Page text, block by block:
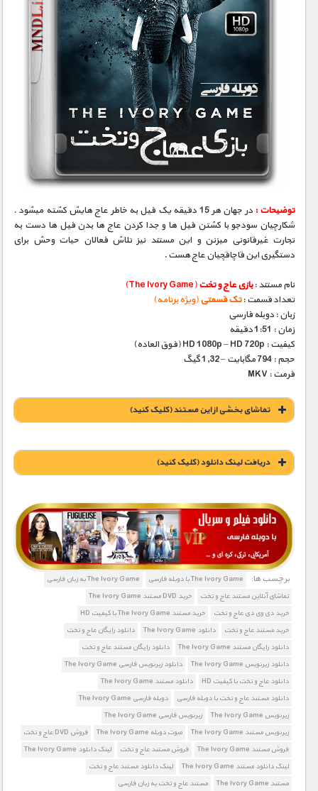
فرهنگ / هنر
کیهان / نجوم
ماورایی
مسابقات / ورزشی
مستند های اختصاصی
توضیحات :
در جهان هر 15 دقیقه یک فیل به خاطر عاج هایش کشته میشود .
شکارچیان سودجو با کشتن فیل ها و جدا کردن عاج ها بدن فیل ها دست به
تجارت غیرقانونی میزنن و این مستند نیز تلاش فعالان حیات وحش برای
دستگیری این قاچاقچیان عاج هست .
نام مستند :بازی عاج و تخت(The Ivory Game)
تعداد قسمت :تک قسمتی(ویژه برنامه)
زبان : دوبله فارسی
زمان : 1:51 دقیقه
کیفیت : HD 1080p – HD 720p (فوق العاده)
حجم : 794 مگابایت – 1,32 گیگ
فرمت : MKV
تماشای بخشی از این مستند (کلیک کنید)
دریافت لينک دانلود (کليک کنيد)
1900 تومان – خريد لينک دانلود (افزودن به سبد خريد)
برچسب ها: The Ivory Game با دوبله فارسی
The Ivory Game به زبان فارسی
تماشای آنلاین مستند عاج و تخت
خرید DVD مستند The Ivory Game
خرید دی وی دی عاج و تخت
خرید مستند The Ivory Game با کیفیت HD
خرید مستند عاج و تخت
دانلود The Ivory Game
دانلود رایگان عاج و تخت
دانلود رایگان مستند The Ivory Game
دانلود رایگان مستند عاج و تخت
دانلود زیرنویس The Ivory Game
دانلود زیرنویس فارسی The Ivory Game
دانلود عاج و تخت با کیفیت HD
دانلود مستند The Ivory Game
دانلود مستند عاج و تخت با دوبله فارسی
دوبله فارسی The Ivory Game
زیرنویس The Ivory Game
زیرنویس فارسی The Ivory Game
زیرنویس مستند The Ivory Game
صوت دوبله The Ivory Game
فروش DVD عاج و تخت
فروش مستند The Ivory Game
فروش مستند عاج و تخت
لینک دانلود The Ivory Game
لینک دانلود مستند The Ivory Game
لینک دانلود مستند عاج و تخت
مستند The Ivory Game
مستند عاج و تخت به زبان فارسی